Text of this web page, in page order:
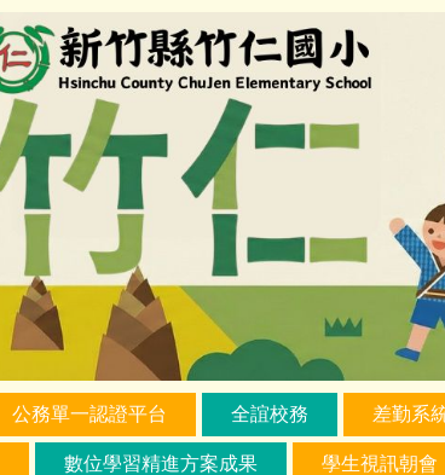
公務單一認證平台 全誼校務 差勤系
數位學習精進方案成果 學生視訊朝會